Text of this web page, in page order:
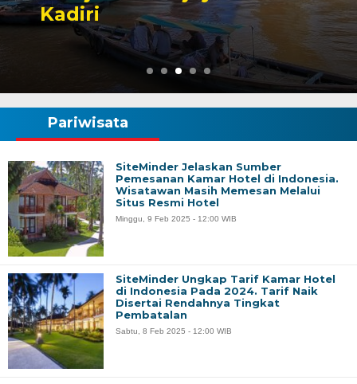
Kadiri
Pariwisata
SiteMinder Jelaskan Sumber
Pemesanan Kamar Hotel di Indonesia.
Wisatawan Masih Memesan Melalui
Situs Resmi Hotel
Minggu, 9 Feb 2025 - 12:00 WIB
SiteMinder Ungkap Tarif Kamar Hotel
di Indonesia Pada 2024. Tarif Naik
Disertai Rendahnya Tingkat
Pembatalan
Sabtu, 8 Feb 2025 - 12:00 WIB